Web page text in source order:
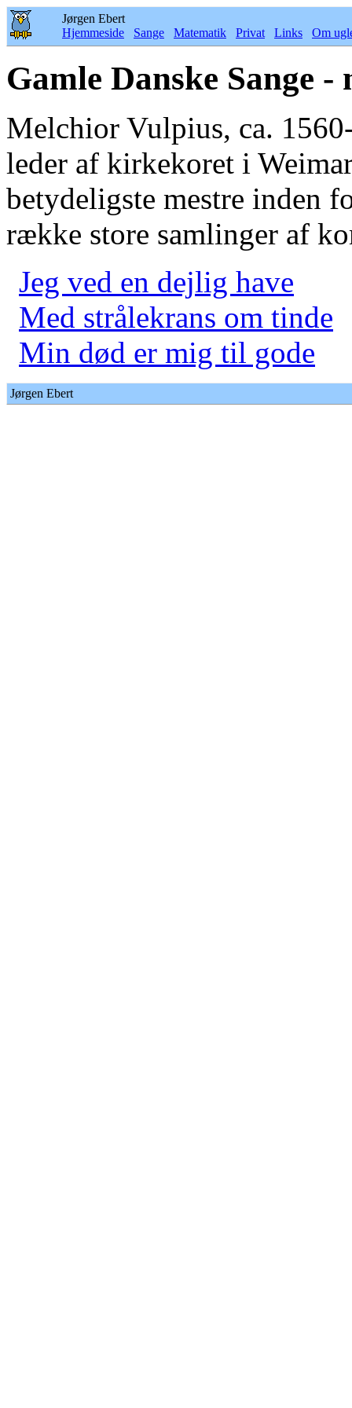
Jørgen Ebert
Hjemmeside
Sange Matematik Privat Links Om
Gamle Danske Sange
Melchior Vulpius, ca.
leder af kirkekoret i
betydeligste mestre inden
række store samlinger af
Jeg ved en dejlig have
Med strålekrans om tinde
Min død er mig til gode
Jørgen Ebert